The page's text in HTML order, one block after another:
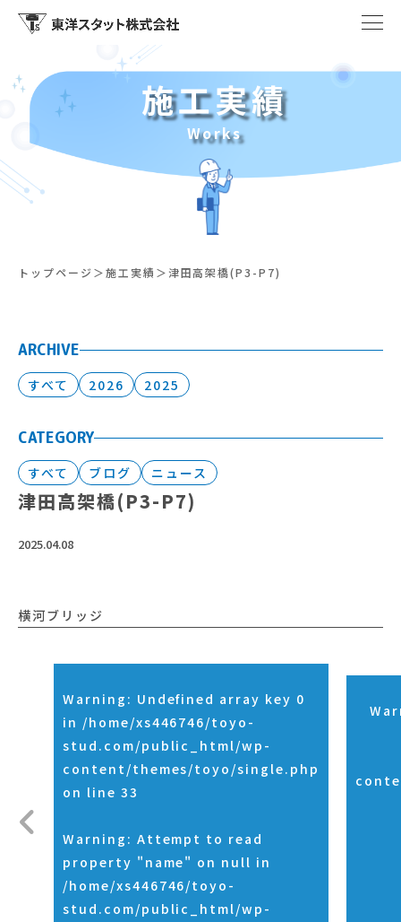
施工実績
Works
トップページ 施工実績 津田高架橋(P3-P7)
ARCHIVE
すべて 2026 2025
CATEGORY
すべて ブログ ニュース
津田高架橋(P3-P7)
2025.04.08
横河ブリッジ
Warning : Undefined array key 0
in /home/xs446746/toyo-
stud.com/public_html/wp-
content/themes/toyo/single.php
on line 33
Warning : Attempt to read
property "name" on null in
/home/xs446746/toyo-
stud.com/public_html/wp-